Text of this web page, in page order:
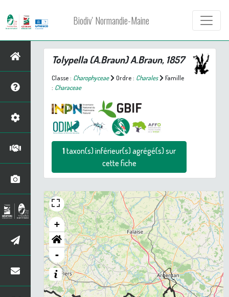
Biodiv' Normandie-Maine
Tolypella(A.Braun) A.Braun, 1857
Classe : Charophyceae Ordre : Charales
Famille
: Characeae
1taxon(s) inférieur(s) agrégé(s) sur
cette fiche
+
-